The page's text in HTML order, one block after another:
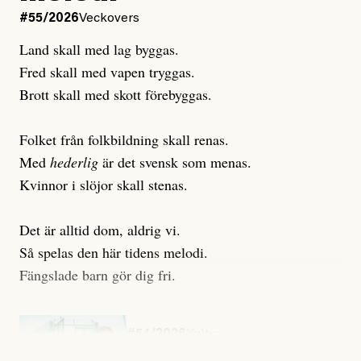
#55/2026Veckovers
Land skall med lag byggas.
Fred skall med vapen tryggas.
Brott skall med skott förebyggas.
Folket från folkbildning skall renas.
Med hederlig är det svensk som menas.
Kvinnor i slöjor skall stenas.
Det är alltid dom, aldrig vi.
Så spelas den här tidens melodi.
Fängslade barn gör dig fri.